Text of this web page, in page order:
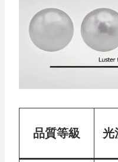
品質等級 光